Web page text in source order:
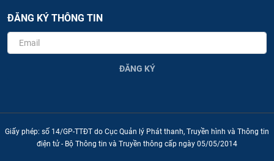
ĐĂNG KÝ THÔNG TIN
ĐĂNG KÝ
Giấy phép: số 14/GP-TTĐT do Cục Quản lý Phát thanh, Truyền hình và Thông tin
điện tử - Bộ Thông tin và Truyền thông cấp ngày 05/05/2014